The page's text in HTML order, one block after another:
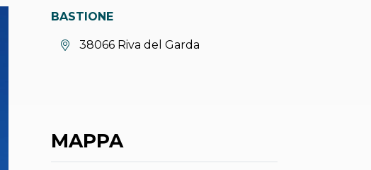
BASTIONE
Località:38066 Riva del Garda
MAPPA